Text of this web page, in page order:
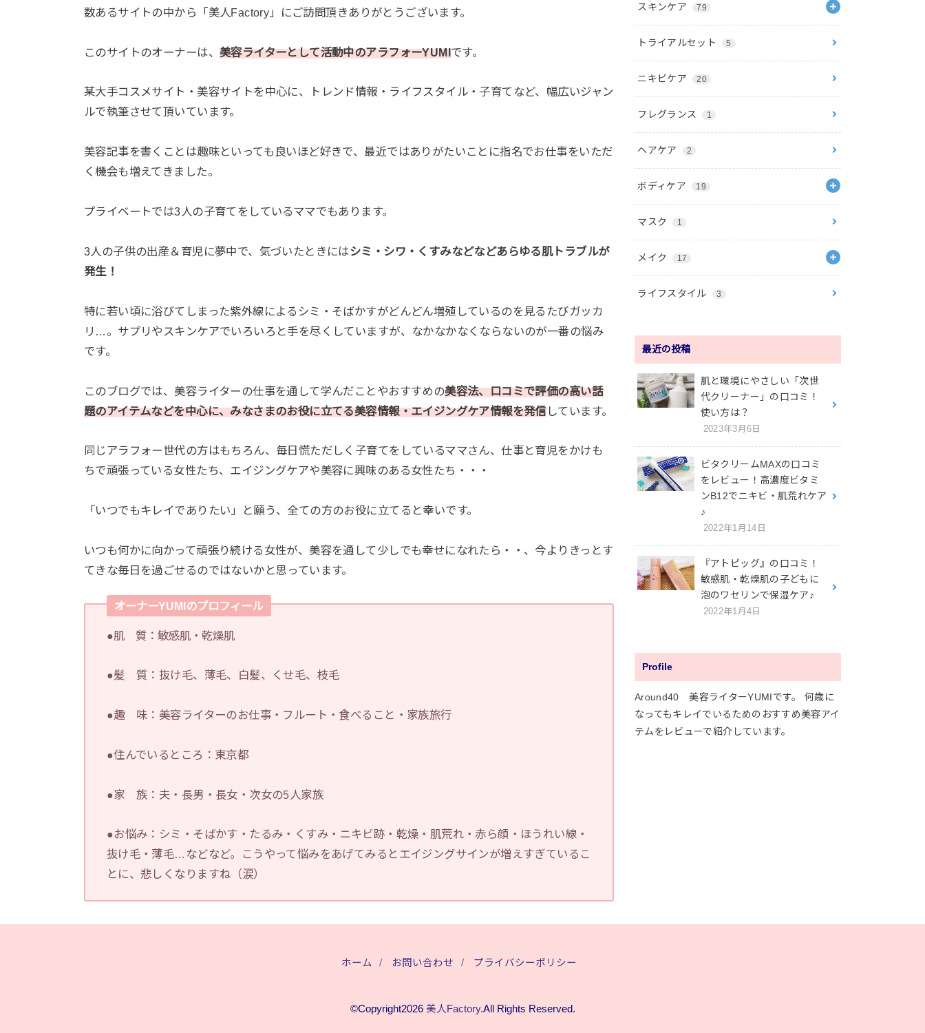
数あるサイトの中から「美人Factory」にご訪問頂きありがとうございます。
このサイトのオーナーは、 美容ライターとして活動中のアラフォーYUMIです。
某大手コスメサイト・美容サイトを中心に、トレンド情報・ライフスタイル・子育てなど、幅広いジャン
ルで執筆させて頂いています。
美容記事を書くことは趣味といっても良いほど好きで、最近ではありがたいことに指名でお仕事をいただ
く機会も増えてきました。
プライベートでは3人の子育てをしているママでもあります。
3人の子供の出産＆育児に夢中で、気づいたときにはシミ・シワ・くすみなどなどあらゆる肌トラブルが
発生！
特に若い頃に浴びてしまった紫外線によるシミ・そばかすがどんどん増殖しているのを見るたびガッカ
リ…。サプリやスキンケアでいろいろと手を尽くしていますが、なかなかなくならないのが一番の悩み
です。
このブログでは、美容ライターの仕事を通して学んだことやおすすめの美容法、口コミで評価の高い話
題のアイテムなどを中心に、みなさまのお役に立てる美容情報・エイジングケア情報を発信しています。
同じアラフォー世代の方はもちろん、毎日慌ただしく子育てをしているママさん、仕事と育児をかけも
ちで頑張っている女性たち、エイジングケアや美容に興味のある女性たち・・・
「いつでもキレイでありたい」と願う、全ての方のお役に立てると幸いです。
いつも何かに向かって頑張り続ける女性が、美容を通して少しでも幸せになれたら・・、今よりきっとす
てきな毎日を過ごせるのではないかと思っています。
オーナーYUMIのプロフィール
●肌 質：敏感肌・乾燥肌
●髪 質：抜け毛、薄毛、白髪、くせ毛、枝毛
●趣 味：美容ライターのお仕事・フルート・食べること・家族旅行
●住んでいるところ：東京都
●家 族：夫・長男・長女・次女の5人家族
●お悩み：シミ・そばかす・たるみ・くすみ・ニキビ跡・乾燥・肌荒れ・赤ら顔・ほうれい線・
抜け毛・薄毛…などなど。こうやって悩みをあげてみるとエイジングサインが増えすぎているこ
とに、悲しくなりますね（涙）
スキンケア 79
トライアルセット 5
ニキビケア 20
フレグランス 1
ヘアケア 2
ボディケア 19
マスク 1
メイク 17
ライフスタイル 3
最近の投稿
肌と環境にやさしい「次世
代クリーナー」の口コミ！
使い方は？
2023年3月6日
ビタクリームMAXの口コミ
をレビュー！高濃度ビタミ
ンB12でニキビ・肌荒れケア
♪
2022年1月14日
『アトピッグ』の口コミ！
敏感肌・乾燥肌の子どもに
泡のワセリンで保湿ケア♪
2022年1月4日
Profile
Around40 美容ライターYUMIです。 何歳に
なってもキレイでいるためのおすすめ美容アイ
テムをレビューで紹介しています。
ホーム お問い合わせ プライバシーポリシー
©Copyright2026 美人Factory.All Rights Reserved.